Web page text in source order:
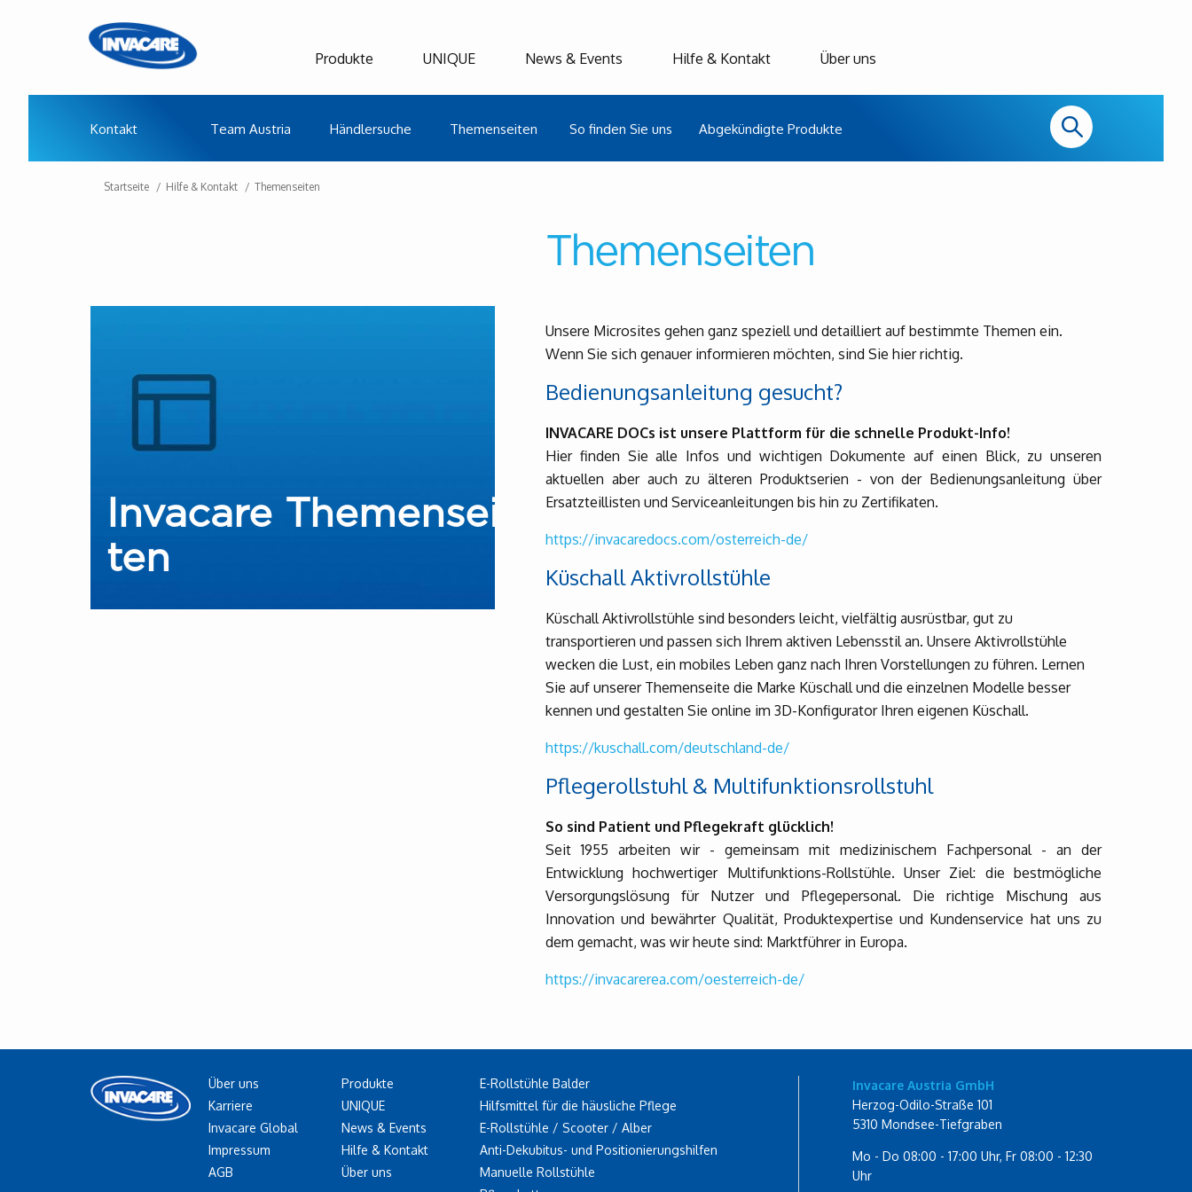
Produkte UNIQUE News & Events Hilfe & Kontakt
Kontakt Team Austria Händlersuche Themenseiten So finden Sie uns Abgekündigte Produkte
Über uns
Startseite Hilfe & Kontakt Themenseiten
Themenseiten
Invacare Themensei
ten
Unsere Microsites gehen ganz speziell und detailliert auf bestimmte Themen ein.
Wenn Sie sich genauer informieren möchten, sind Sie hier richtig.
Bedienungsanleitung gesucht?
INVACARE DOCs ist unsere Plattform für die schnelle Produkt-Info!
Hier finden Sie alle Infos und wichtigen Dokumente auf einen Blick, zu unseren
aktuellen aber auch zu älteren Produktserien - von der Bedienungsanleitung über
Ersatzteillisten und Serviceanleitungen bis hin zu Zertifikaten.
https://invacaredocs.com/osterreich-de/
Küschall Aktivrollstühle
Küschall Aktivrollstühle sind besonders leicht, vielfältig ausrüstbar, gut zu
transportieren und passen sich Ihrem aktiven Lebensstil an. Unsere Aktivrollstühle
wecken die Lust, ein mobiles Leben ganz nach Ihren Vorstellungen zu führen. Lernen
Sie auf unserer Themenseite die Marke Küschall und die einzelnen Modelle besser
kennen und gestalten Sie online im 3D-Konfigurator Ihren eigenen Küschall.
https://kuschall.com/deutschland-de/
Pflegerollstuhl & Multifunktionsrollstuhl
So sind Patient und Pflegekraft glücklich!
Seit 1955 arbeiten wir - gemeinsam mit medizinischem Fachpersonal - an der
Entwicklung hochwertiger Multifunktions-Rollstühle. Unser Ziel: die bestmögliche
Versorgungslösung für Nutzer und Pflegepersonal. Die richtige Mischung aus
Innovation und bewährter Qualität, Produktexpertise und Kundenservice hat uns zu
dem gemacht, was wir heute sind: Marktführer in Europa.
https://invacarerea.com/oesterreich-de/
Über uns
Karriere
Invacare Global
Impressum
AGB
Produkte
UNIQUE
News & Events
Hilfe & Kontakt
Über uns
E-Rollstühle Balder
Hilfsmittel für die häusliche Pflege
E-Rollstühle / Scooter / Alber
Anti-Dekubitus- und Positionierungshilfen
Manuelle Rollstühle
Invacare Austria GmbH
Herzog-Odilo-Straße 101
5310 Mondsee-Tiefgraben
Mo - Do 08:00 - 17:00 Uhr, Fr 08:00 - 12:30
Uhr